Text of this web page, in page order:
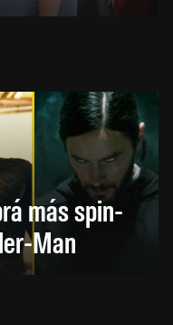
más spin-
Man